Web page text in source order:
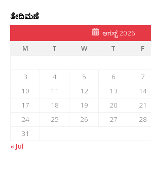
ತೇದಿಮಣೆ
ಆಗಸ್ಟ್ 2026
M
T W T F
3
4 5 6 7
10
11 12 13 14
17
18 19 20 21
24
25 26 27 28
31
« Jul